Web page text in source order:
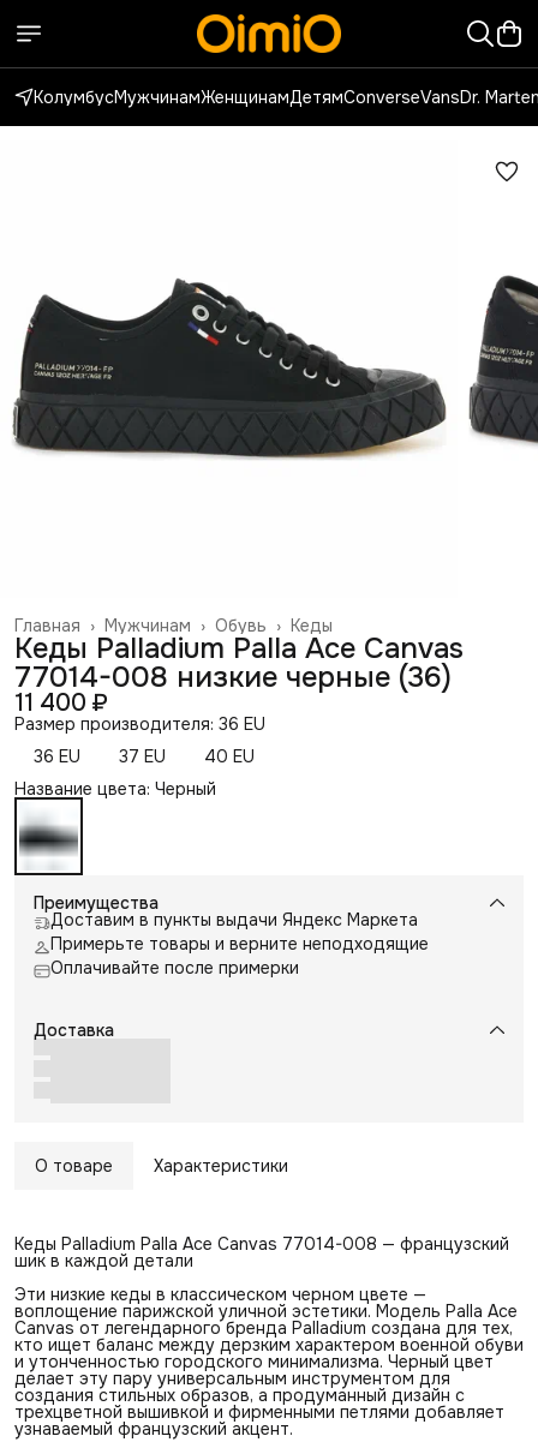
КолумбусМужчинамЖенщинамДетямConverseVansDr.
Кеды
Обувь ›
Мужчинам ›
Главная ›
Кеды Palladium Palla Ace Canvas
77014-008 низкие черные (36)
11 400 ₽
Размер производителя: 36 EU
36 EU
37 EU
40 EU
Название цвета: Черный
Преимущества
Доставим в пункты выдачи Яндекс Маркета
Примерьте товары и верните неподходящие
Оплачивайте после примерки
Доставка
О товаре Характеристики
Кеды Palladium Palla Ace Canvas 77014-008 — французский
шик в каждой детали
Эти низкие кеды в классическом черном цвете —
воплощение парижской уличной эстетики. Модель Palla Ace
Canvas от легендарного бренда Palladium создана для тех,
кто ищет баланс между дерзким характером военной обуви
и утонченностью городского минимализма. Черный цвет
делает эту пару универсальным инструментом для
создания стильных образов, а продуманный дизайн с
трехцветной вышивкой и фирменными петлями добавляет
узнаваемый французский акцент.